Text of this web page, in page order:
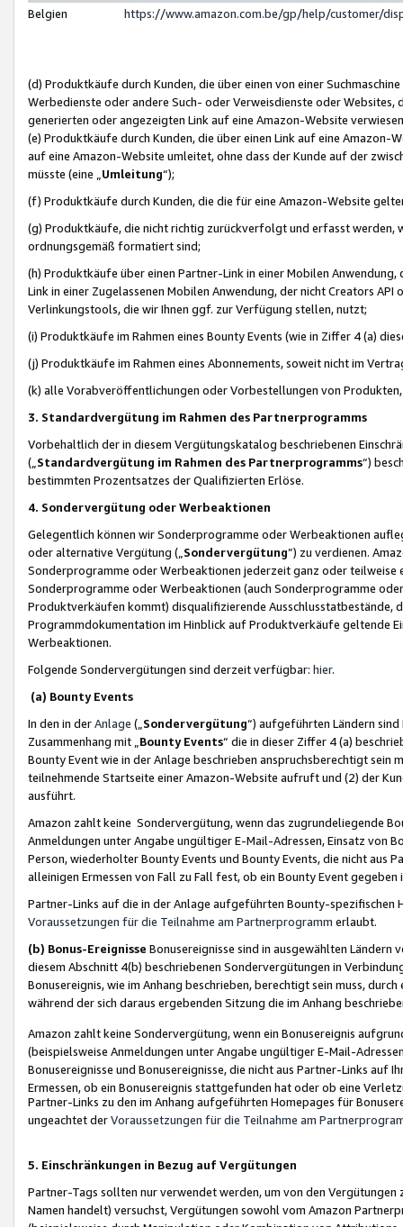
Belgien
https://www.amazon.com.be/gp/help/customer/
(d) Produktkäufe durch Kunden, die über einen von einer
Werbedienste oder andere Such- oder Verweisdienste oder Websites,
generierten oder angezeigten Link auf eine Amazon-Website
(e) Produktkäufe durch Kunden, die über einen Link auf eine
auf eine Amazon-Website umleitet, ohne dass der Kunde auf der
müsste (eine „ Umleitung“);
(f) Produktkäufe durch Kunden, die die für eine Amazon-Website
(g) Produktkäufe, die nicht richtig zurückverfolgt und erfasst werden,
ordnungsgemäß formatiert sind;
(h) Produktkäufe über einen Partner-Link in einer Mobilen
Link in einer Zugelassenen Mobilen Anwendung, der nicht Creators
Verlinkungstools, die wir Ihnen ggf. zur Verfügung stellen, nutzt;
(i) Produktkäufe im Rahmen eines Bounty Events (wie in Ziffer 4 (a)
(j) Produktkäufe im Rahmen eines Abonnements, soweit nicht im
(k) alle Vorabveröffentlichungen oder Vorbestellungen von
3. Standardvergütung im Rahmen des Partnerprogramms
Vorbehaltlich der in diesem Vergütungskatalog beschriebenen
(„ Standardvergütung im Rahmen des Partnerprogramms“)
bestimmten Prozentsatzes der Qualifizierten Erlöse.
4. Sondervergütung oder Werbeaktionen
Gelegentlich können wir Sonderprogramme oder Werbeaktionen
oder alternative Vergütung („ Sondervergütung”) zu verdienen.
Sonderprogramme oder Werbeaktionen jederzeit ganz oder
Sonderprogramme oder Werbeaktionen (auch Sonderprogramme
Produktverkäufen kommt) disqualifizierende Ausschlusstatbestände,
Programmdokumentation im Hinblick auf Produktverkäufe geltende
Werbeaktionen.
Folgende Sondervergütungen sind derzeit verfügbar: hier.
(a) Bounty Events
In den in derAnlage („ Sondervergütung“) aufgeführten Ländern
Zusammenhang mit „ Bounty Events“ die in dieser Ziffer 4 (a)
Bounty Event wie in der Anlage beschrieben anspruchsberechtigt sein
teilnehmende Startseite einer Amazon-Website aufruft und (2) der
ausführt.
Amazon zahlt keine Sondervergütung, wenn das zugrundeliegende
Anmeldungen unter Angabe ungültiger E-Mail-Adressen, Einsatz von
Person, wiederholter Bounty Events und Bounty Events, die nicht
alleinigen Ermessen von Fall zu Fall fest, ob ein Bounty Event
Partner-Links auf die in der Anlage aufgeführten Bounty-spezifischen
Voraussetzungen für die Teilnahme am Partnerprogramm erlaubt.
(b) Bonus-Ereignisse Bonusereignisse sind in ausgewählten Ländern
diesem Abschnitt 4(b) beschriebenen Sondervergütungen in
Bonusereignis, wie im Anhang beschrieben, berechtigt sein muss,
während der sich daraus ergebenden Sitzung die im Anhang
Amazon zahlt keine Sondervergütung, wenn ein Bonusereignis
(beispielsweise Anmeldungen unter Angabe ungültiger E-Mail-
Bonusereignisse und Bonusereignisse, die nicht aus Partner-Links auf
Ermessen, ob ein Bonusereignis stattgefunden hat oder ob eine
Partner-Links zu den im Anhang aufgeführten Homepages für
ungeachtet derVoraussetzungen für die Teilnahme am
5. Einschränkungen in Bezug auf Vergütungen
Partner-Tags sollten nur verwendet werden, um von den
Namen handelt) versuchst, Vergütungen sowohl vom Amazon